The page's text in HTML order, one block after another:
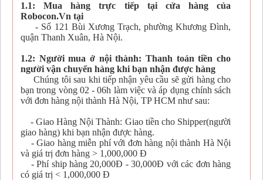
1.1: Mua hàng trực tiếp tại cửa hàng của
Robocon.Vn tại
- Số 121 Bùi Xương Trạch, phường Khương Đình,
quận Thanh Xuân, Hà Nội.
1.2: Người mua ở nội thành: Thanh toán tiền cho
người vận chuyển hàng khi bạn nhận được hàng
Chúng tôi sau khi tiếp nhận yêu cầu sẽ gửi hàng cho
bạn trong vòng 02 - 06h làm việc và áp dụng chính sách
với đơn hàng nội thành Hà Nội, TP HCM như sau:
- Giao Hàng Nội Thành: Giao tiền cho Shipper(người
giao hàng) khi bạn nhận được hàng.
- Giao hàng miễn phí với đơn hàng nội thành Hà Nội
và giá trị đơn hàng > 1,000,000 Đ
- Phí ship hàng 20,000Đ - 30,000Đ với các đơn hàng
có giá trị < 1,000,000 Đ